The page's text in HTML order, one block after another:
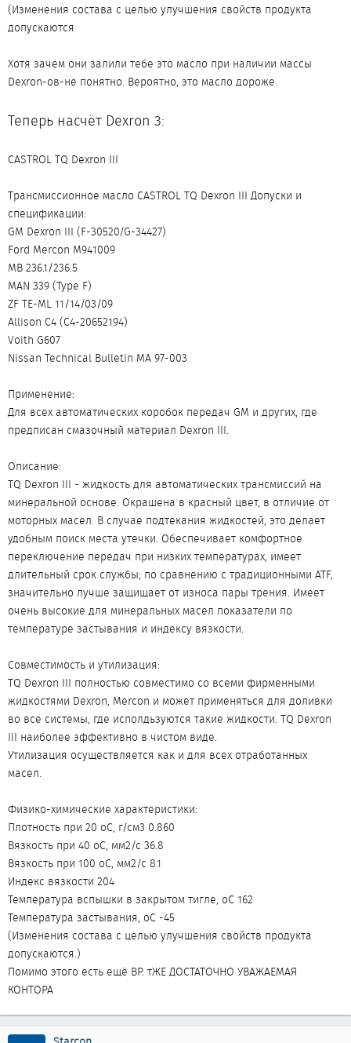
(Изменения состава с целью улучшения свойств продукта
допускаются
Хотя зачем они залили тебе это масло при наличии массы
Dexron-ов-не понятно. Вероятно, это масло дороже.
Теперь насчёт Dexron 3:
CASTROL TQ Dexron III
Трансмиссионное масло CASTROL TQ Dexron III Допуски и
спецификации:
GM Dexron III (F-30520/G-34427)
Ford Mercon M941009
MB 236.1/236.5
MAN 339 (Type F)
ZF TE-ML 11/14/03/09
Allison C4 (C4-20652194)
Voith G607
Nissan Technical Bulletin MA 97-003
Применение:
Для всех автоматических коробок передач GM и других, где
предписан смазочный материал Dexron III.
Описание:
TQ Dexron III - жидкость для автоматических трансмиссий на
минеральной основе. Окрашена в красный цвет, в отличие от
моторных масел. В случае подтекания жидкостей, это делает
удобным поиск места утечки. Обеспечивает комфортное
переключение передач при низких температурах, имеет
длительный срок службы; по сравнению с традиционными ATF,
значительно лучше защищает от износа пары трения. Имеет
очень высокие для минеральных масел показатели по
температуре застывания и индексу вязкости.
Совместимость и утилизация:
TQ Dexron III полностью совместимо со всеми фирменными
жидкостями Dexron, Mercon и может применяться для доливки
во все системы, где исполдьзуются такие жидкости. TQ Dexron
III наиболее эффективно в чистом виде.
Утилизация осуществляется как и для всех отработанных
масел.
Физико-химические характеристики:
Плотность при 20 оС, г/см3 0.860
Вязкость при 40 оС, мм2/с 36.8
Вязкость при 100 оС, мм2/с 8.1
Индекс вязкости 204
Температура вспышки в закрытом тигле, оC 162
Температура застывания, оС -45
(Изменения состава с целью улучшения свойств продукта
допускаются.)
Помимо этого есть ещё BP. тЖЕ ДОСТАТОЧНО УВАЖАЕМАЯ
КОНТОРА